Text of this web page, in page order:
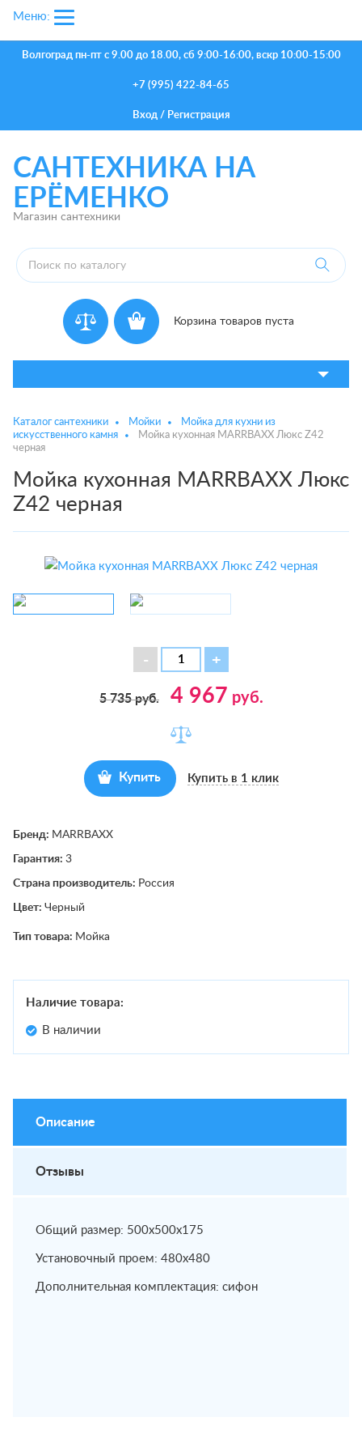
Волгоград пн-пт с 9.00 до 18.00, сб 9:00-16:00, вскр 10:00-15:00
+7 (995) 422-84-65
Вход/ Регистрация
САНТЕХНИКА НА
ЕРЁМЕНКО
Магазин сантехники
Корзина товаров пуста
Меню:
Каталог сантехники Мойки
Мойка для кухни из
искусственного камня
Мойка кухонная MARRBAXX Люкс Z42
черная
Мойка кухонная MARRBAXX Люкс
Z42 черная
5 735руб. 4 967 руб.
Купить Купить в 1 клик
Бренд: MARRBAXX
Гарантия: 3
Страна производитель: Россия
Цвет: Черный
Тип товара: Мойка
Наличие товара:
В наличии
Описание
Отзывы
Общий размер: 500x500x175
Установочный проем: 480x480
Дополнительная комплектация: сифон